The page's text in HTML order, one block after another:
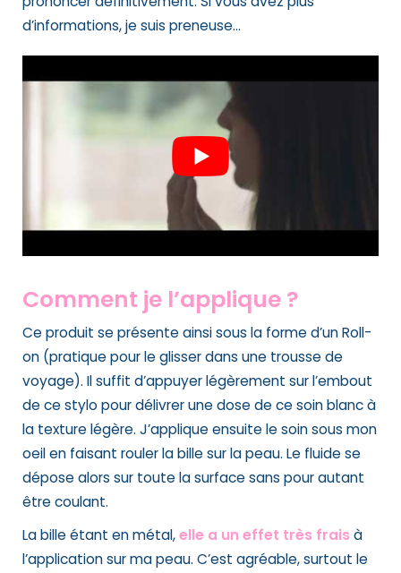
d’informations, je suis preneuse…
Comment je l’applique ?
Ce produit se présente ainsi sous la forme d’un Roll-
on (pratique pour le glisser dans une trousse de
voyage). Il suffit d’appuyer légèrement sur l’embout
de ce stylo pour délivrer une dose de ce soin blanc à
la texture légère. J’applique ensuite le soin sous mon
oeil en faisant rouler la bille sur la peau. Le fluide se
dépose alors sur toute la surface sans pour autant
être coulant.
La bille étant en métal,elle a un effet très frais à
l’application sur ma peau. C’est agréable, surtout le